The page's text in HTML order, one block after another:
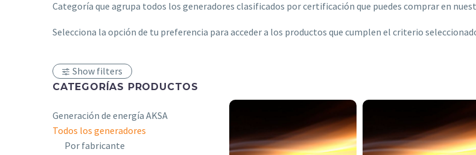
Categoría que agrupa todos los generadores clasificados por certificación que puedes comprar en
Selecciona la opción de tu preferencia para acceder a los productos que cumplen el criterio
Show filters
CATEGORÍAS PRODUCTOS
Generación de energía AKSA
Todos los generadores
Por fabricante